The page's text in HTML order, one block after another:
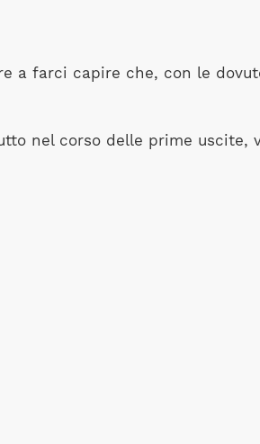
a farci capire che, con le
nel corso delle prime uscite,